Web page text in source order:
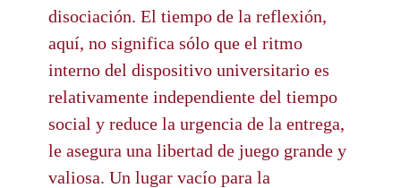
disociación. El tiempo de la reflexión,
aquí, no significa sólo que el ritmo
interno del dispositivo universitario es
relativamente independiente del tiempo
social y reduce la urgencia de la entrega,
le asegura una libertad de juego grande y
valiosa. Un lugar vacío para la